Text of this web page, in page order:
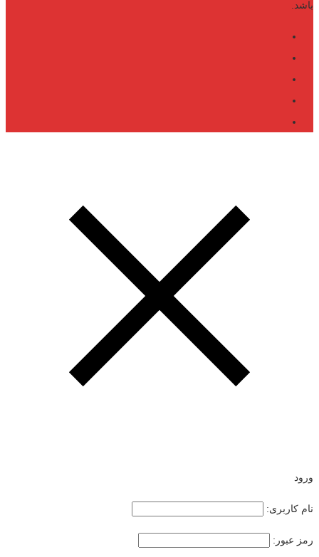
باشد.
ورود
نام کاربری:
رمز عبور: